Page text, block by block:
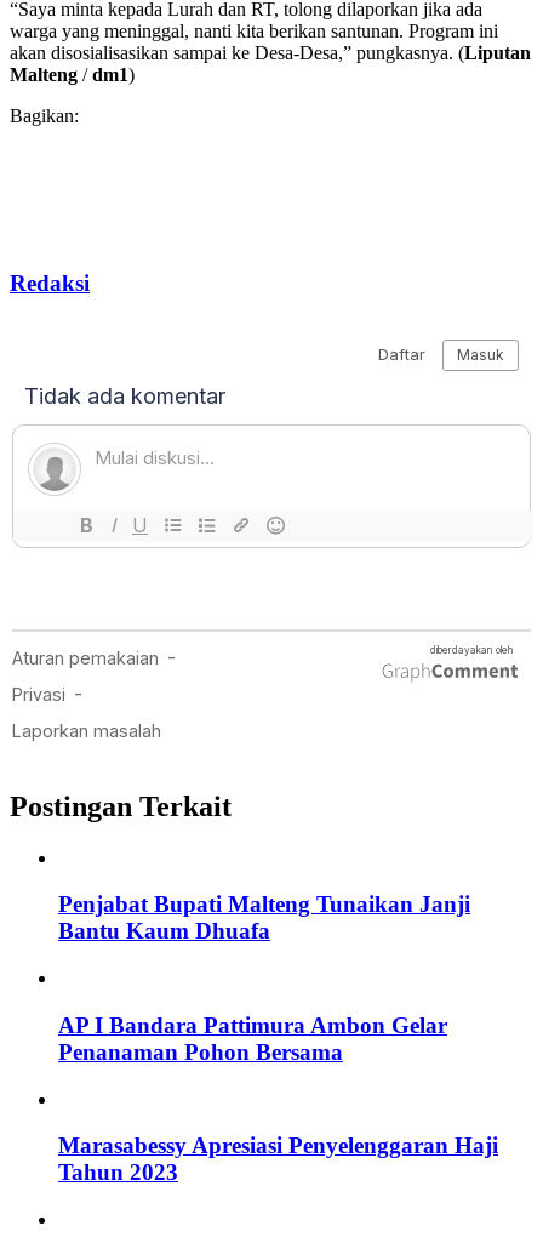
“Saya minta kepada Lurah dan RT, tolong dilaporkan jika ada
warga yang meninggal, nanti kita berikan santunan. Program ini
akan disosialisasikan sampai ke Desa-Desa,” pungkasnya. (Liputan
Malteng /dm1)
Bagikan:
Redaksi
Postingan Terkait
Penjabat Bupati Malteng Tunaikan Janji
Bantu Kaum Dhuafa
AP I Bandara Pattimura Ambon Gelar
Penanaman Pohon Bersama
Marasabessy Apresiasi Penyelenggaran Haji
Tahun 2023